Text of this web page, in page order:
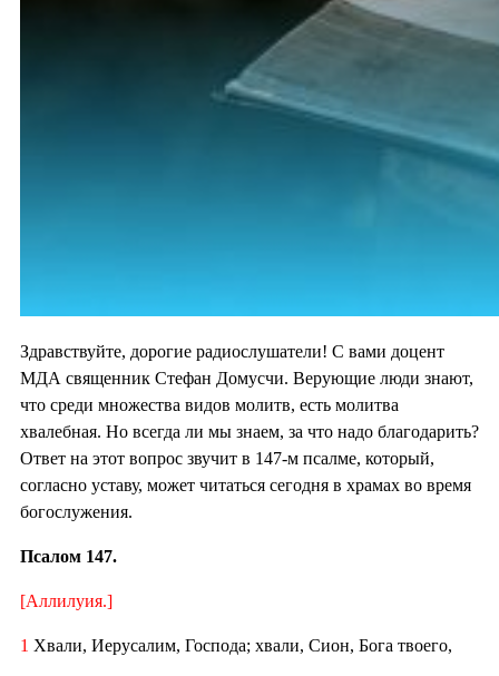
Здравствуйте, дорогие радиослушатели! С вами доцент
МДА священник Стефан Домусчи. Верующие люди знают,
что среди множества видов молитв, есть молитва
хвалебная. Но всегда ли мы знаем, за что надо благодарить?
Ответ на этот вопрос звучит в 147-м псалме, который,
согласно уставу, может читаться сегодня в храмах во время
богослужения.
Псалом 147.
[Аллилуия.]
1 Хвали, Иерусалим, Господа; хвали, Сион, Бога твоего,